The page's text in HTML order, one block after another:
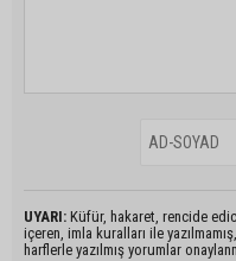
UYARI: Küfür, hakaret, rencide
içeren, imla kuralları ile
harflerle yazılmış yorumlar